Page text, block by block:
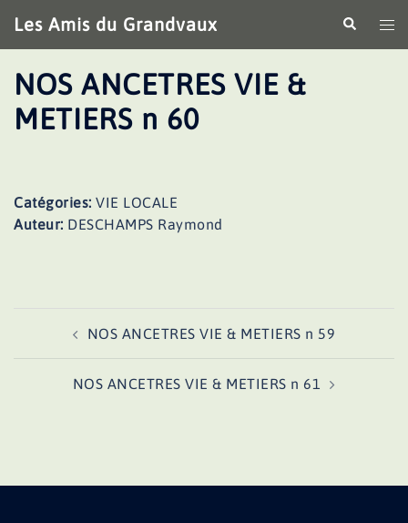
au
contenu
Les Amis du Grandvaux
le
NOS ANCETRES VIE &
METIERS n 60
Catégories: VIE LOCALE
Auteur: DESCHAMPS Raymond
d’articleNOS ANCETRES VIE & METIERS n 59
NOS ANCETRES VIE & METIERS n 61